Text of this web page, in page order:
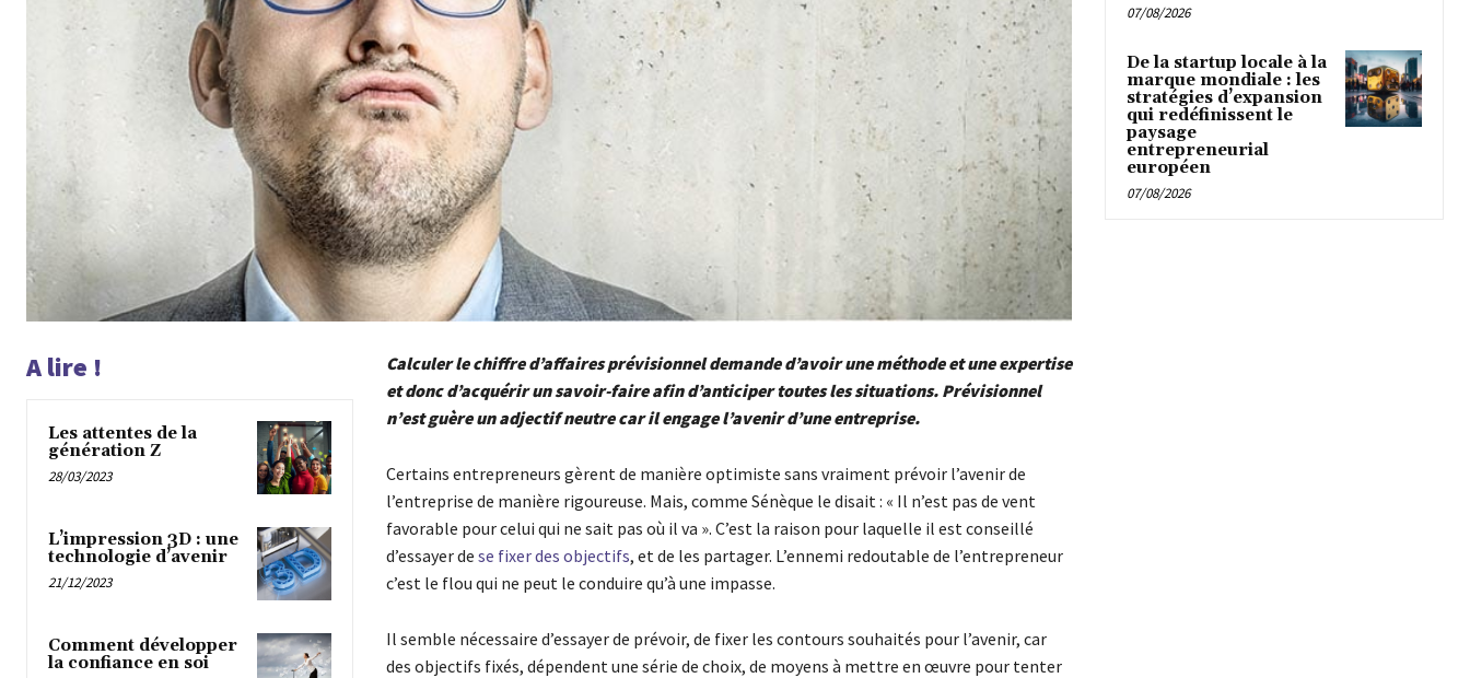
A lire !
Les attentes de la
génération Z
28/03/2023
L’impression 3D : une
technologie d’avenir
21/12/2023
Comment développer
la confiance en soi
Calculer le chiffre d’affaires prévisionnel demande d’avoir une méthode et une expertise
et donc d’acquérir un savoir-faire afin d’anticiper toutes les situations. Prévisionnel
n’est guère un adjectif neutre car il engage l’avenir d’une entreprise.
Certains entrepreneurs gèrent de manière optimiste sans vraiment prévoir l’avenir de
l’entreprise de manière rigoureuse. Mais, comme Sénèque le disait : « Il n’est pas de vent
favorable pour celui qui ne sait pas où il va ». C’est la raison pour laquelle il est conseillé
d’essayer de se fixer des objectifs, et de les partager. L’ennemi redoutable de l’entrepreneur
c’est le flou qui ne peut le conduire qu’à une impasse.
Il semble nécessaire d’essayer de prévoir, de fixer les contours souhaités pour l’avenir, car
des objectifs fixés, dépendent une série de choix, de moyens à mettre en œuvre pour tenter
07/08/2026
De la startup locale à la
marque mondiale : les
stratégies d’expansion
qui redéfinissent le
paysage
entrepreneurial
européen
07/08/2026